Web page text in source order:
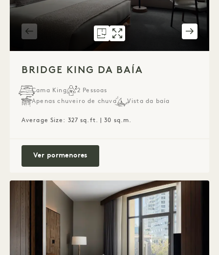
PLANTA 585 BAY BRIDGE KING
GALERIA 585 BAY BRIDGE
BRIDGE KING DA BAÍA
Cama King
2 Pessoas
Apenas chuveiro de chuva
Vista da baía
Average Size: 327 sq.ft. | 30 sq.m.
Ver pormenoresBridge King da baía